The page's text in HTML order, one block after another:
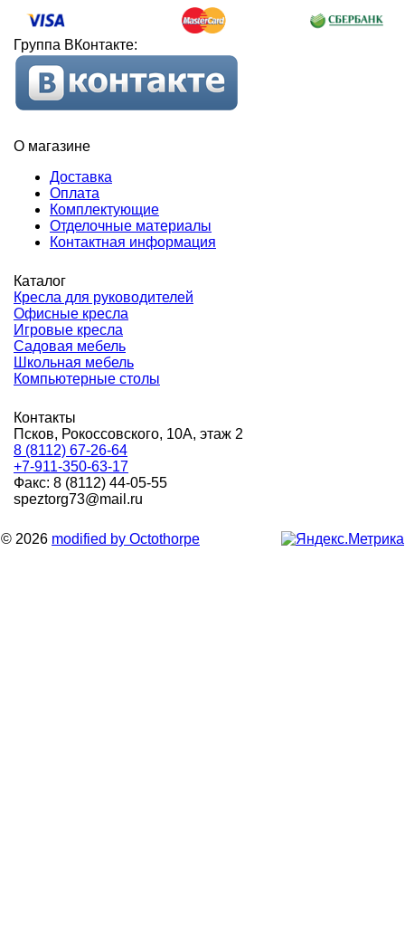
Группа ВКонтакте:
О магазине
Доставка
Оплата
Комплектующие
Отделочные материалы
Контактная информация
Каталог
Кресла для руководителей
Офисные кресла
Игровые кресла
Садовая мебель
Школьная мебель
Компьютерные столы
Контакты
Псков, Рокоссовского, 10А, этаж 2
8 (8112) 67-26-64
+7-911-350-63-17
Факс: 8 (8112) 44-05-55
speztorg73@mail.ru
© 2026 modified by Octothorpe